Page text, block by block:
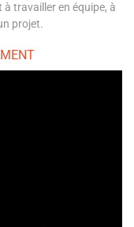
travailler en équipe, à
projet.